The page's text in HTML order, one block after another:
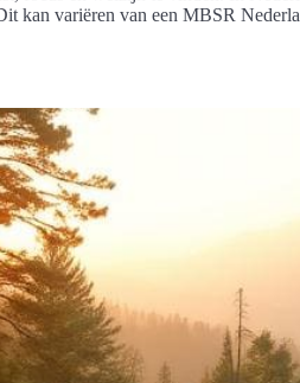
kan variëren van een MBSR